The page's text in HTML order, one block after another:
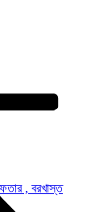
, বরখাস্ত